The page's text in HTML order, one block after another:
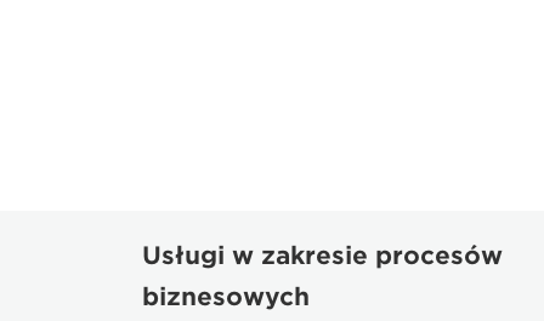
Usługi w zakresie procesów
biznesowych